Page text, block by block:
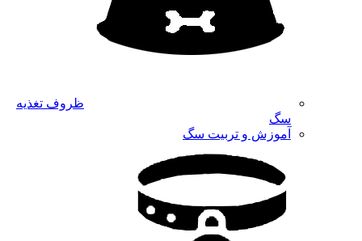
ظروف تغذیه
سگ
آموزش و تربیت سگ